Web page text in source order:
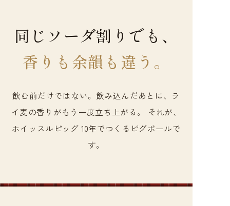
同じソーダ割りでも、
香りも余韻も違う。
飲む前だけではない。飲み込んだあとに、ラ
イ麦の香りがもう一度立ち上がる。 それが、
ホイッスルピッグ 10年でつくるピグボールで
す。